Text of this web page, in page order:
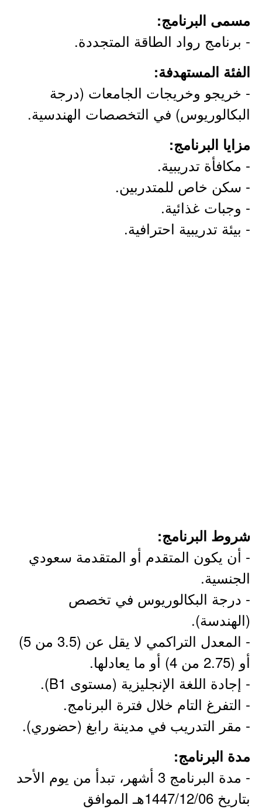
مسمى البرنامج:
- برنامج رواد الطاقة المتجددة.
الفئة المستهدفة:
- خريجو وخريجات الجامعات (درجة
البكالوريوس) في التخصصات الهندسية.
مزايا البرنامج:
- مكافأة تدريبية.
- سكن خاص للمتدربين.
- وجبات غذائية.
- بيئة تدريبية احترافية.
شروط البرنامج:
- أن يكون المتقدم أو المتقدمة سعودي
الجنسية.
- درجة البكالوريوس في تخصص
(الهندسة).
- المعدل التراكمي لا يقل عن (3.5 من 5)
أو (2.75 من 4) أو ما يعادلها.
- إجادة اللغة الإنجليزية (مستوى B1).
- التفرغ التام خلال فترة البرنامج.
- مقر التدريب في مدينة رابغ (حضوري).
مدة البرنامج:
- مدة البرنامج 3 أشهر، تبدأ من يوم الأحد
بتاريخ 1447/12/06هـ الموافق